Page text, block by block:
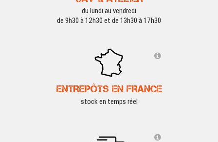
du lundi au vendredi
de 9h30 à 12h30 et de 13h30 à 17h30
ENTREPÔTS EN FRANCE
stock en temps réel